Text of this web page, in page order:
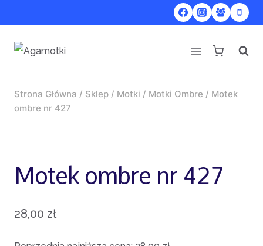
do
treści
Strona Główna / Sklep / Motki / Motki Ombre / Motek
ombre nr 427
Motek ombre nr 427
28,00 zł